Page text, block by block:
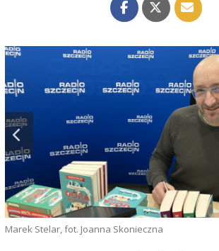
Marek Stelar, fot. Joanna Skonieczna